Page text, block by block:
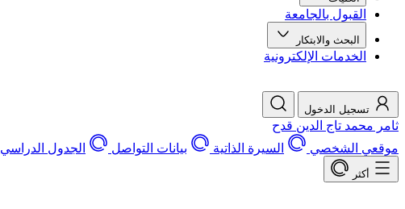
القبول بالجامعة
البحث والابتكار
الخدمات الإلكترونية
تسجيل الدخول
ثامر محمد تاج الدين قدح
موقعي الشخصي
السيرة الذاتية بيانات التواصل الجدول الدراسي
أكثر